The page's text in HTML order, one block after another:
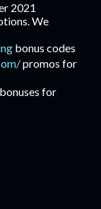
2021
We
bonus codes
promos for
for